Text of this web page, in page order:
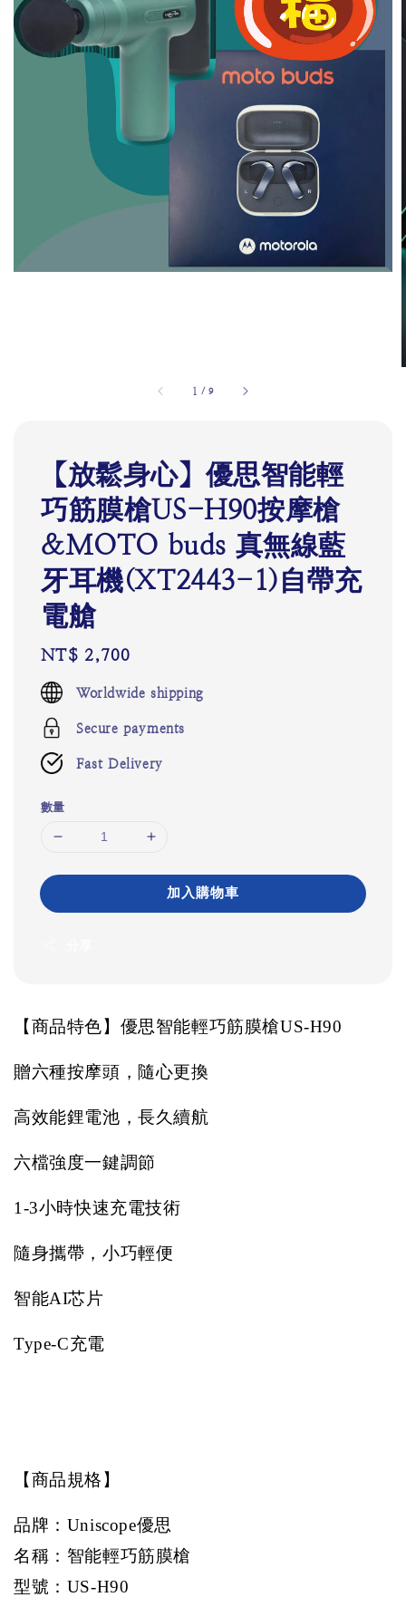
1 /9
【放鬆身心】優思智能輕
巧筋膜槍US-H90按摩槍
&MOTO buds 真無線藍
牙耳機(XT2443-1)自帶充
電艙
Regular
price
NT$ 2,700
Worldwide shipping
Secure payments
Fast Delivery
數量
加入購物車
【商品特色】優思智能輕巧筋膜槍US-H90
贈六種按摩頭，隨心更換
高效能鋰電池，長久續航
六檔強度一鍵調節
1-3小時快速充電技術
隨身攜帶，小巧輕便
智能AI芯片
Type-C充電
【商品規格】
品牌： Uniscope優思
名稱：智能輕巧筋膜槍
型號： US-H90